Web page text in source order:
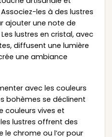
les à des lustres
ajouter une note de
lustres en cristal, avec
diffusent une lumière
une ambiance
avec les couleurs
bohèmes se déclinent
couleurs vives et
lustres offrent des
chrome ou l’or pour